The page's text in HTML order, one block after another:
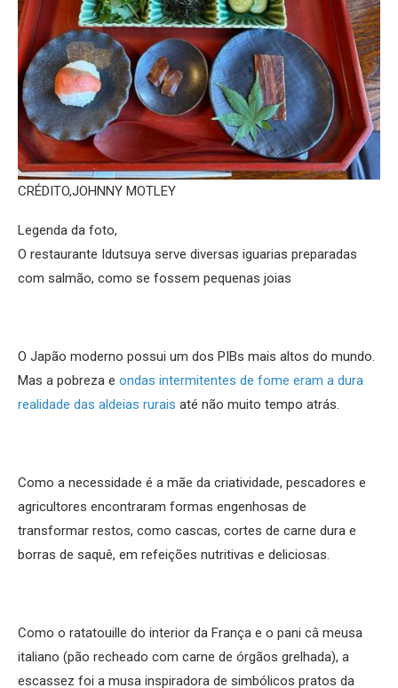
CRÉDITO,JOHNNY MOTLEY
Legenda da foto,
O restaurante Idutsuya serve diversas iguarias preparadas
com salmão, como se fossem pequenas joias
O Japão moderno possui um dos PIBs mais altos do mundo.
Mas a pobreza e ondas intermitentes de fome eram a dura
realidade das aldeias rurais até não muito tempo atrás.
Como a necessidade é a mãe da criatividade, pescadores e
agricultores encontraram formas engenhosas de
transformar restos, como cascas, cortes de carne dura e
borras de saquê, em refeições nutritivas e deliciosas.
Como o ratatouille do interior da França e o pani câ meusa
italiano (pão recheado com carne de órgãos grelhada), a
escassez foi a musa inspiradora de simbólicos pratos da